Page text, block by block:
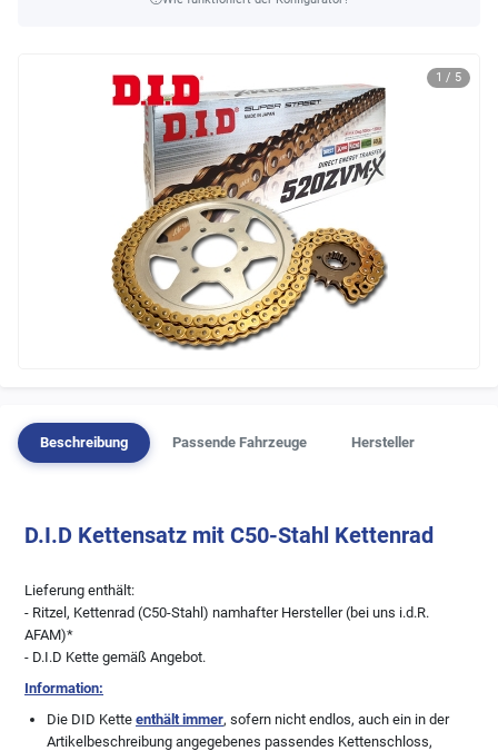
1 / 5
Beschreibung Passende Fahrzeuge Hersteller
D.I.D Kettensatz mit C50-Stahl Kettenrad
Lieferung enthält:
- Ritzel, Kettenrad (C50-Stahl) namhafter Hersteller (bei uns i.d.R.
AFAM)*
- D.I.D Kette gemäß Angebot.
Information:
Die DID Kette enthält immer, sofern nicht endlos, auch ein in der
Artikelbeschreibung angegebenes passendes Kettenschloss,